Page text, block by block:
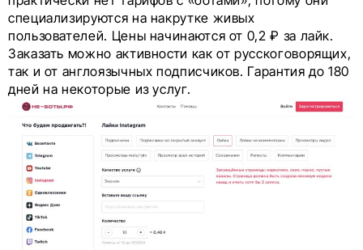
специализируются на накрутке живых
пользователей. Цены начинаются от 0,2 ₽ за лайк.
Заказать можно активности как от русскоговорящих,
так и от англоязычных подписчиков. Гарантия до 180
дней на некоторые из услуг.